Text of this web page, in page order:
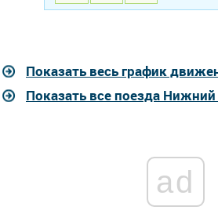
Показать весь график
Показать все поезда
ad